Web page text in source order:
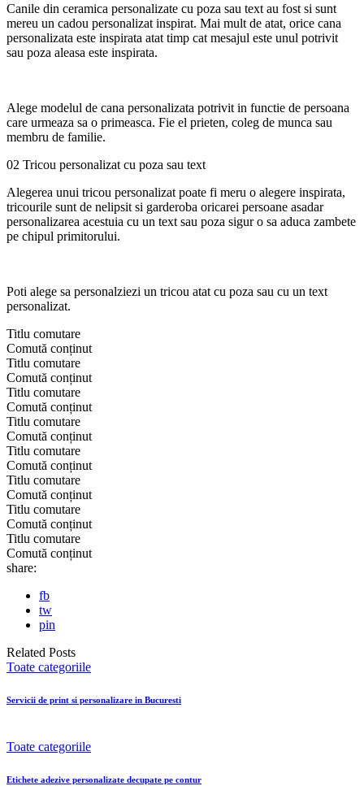
Canile din ceramica personalizate cu poza sau text au fost si sunt
mereu un cadou personalizat inspirat. Mai mult de atat, orice cana
personalizata este inspirata atat timp cat mesajul este unul potrivit
sau poza aleasa este inspirata.
Alege modelul de cana personalizata potrivit in functie de persoana
care urmeaza sa o primeasca. Fie el prieten, coleg de munca sau
membru de familie.
02 Tricou personalizat cu poza sau text
Alegerea unui tricou personalizat poate fi meru o alegere inspirata,
tricourile sunt de nelipsit si garderoba oricarei persoane asadar
personalizarea acestuia cu un text sau poza sigur o sa aduca zambete
pe chipul primitorului.
Poti alege sa personalziezi un tricou atat cu poza sau cu un text
personalizat.
Titlu comutare
Comută conținut
Titlu comutare
Comută conținut
Titlu comutare
Comută conținut
Titlu comutare
Comută conținut
Titlu comutare
Comută conținut
Titlu comutare
Comută conținut
Titlu comutare
Comută conținut
Titlu comutare
Comută conținut
share:
fb
tw
pin
Related Posts
Toate categoriile
Servicii de print si personalizare in Bucuresti
Toate categoriile
Etichete adezive personalizate decupate pe contur